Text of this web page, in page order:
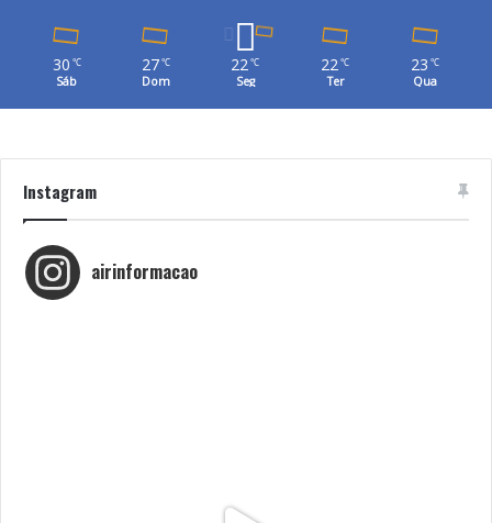
30 ℃
Sáb
27 ℃
Dom
22℃
Seg
22℃
Ter
23 ℃
Qua
Instagram
airinformacao